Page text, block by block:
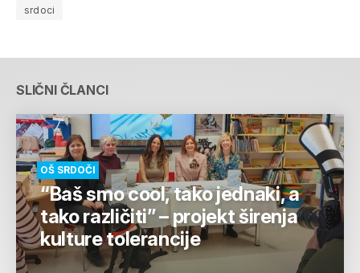
srdoci
SLIČNI ČLANCI
OŠ SRDOČI
“Baš smo cool, tako jednaki, a
tako različiti” – projekt širenja
kulture tolerancije